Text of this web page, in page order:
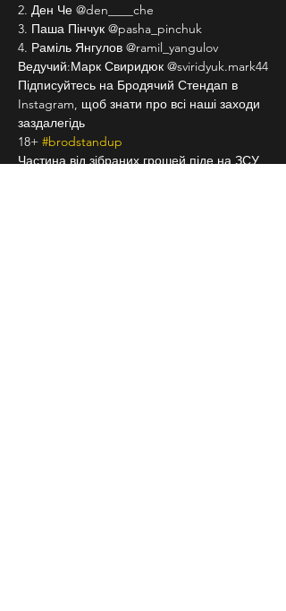
2. Ден Че @den____che
3. Паша Пінчук @pasha_pinchuk
4. Раміль Янгулов @ramil_yangulov
Ведучий:Марк Свиридюк @sviridyuk.mark44
Підписуйтесь на Бродячий Стендап в
Instagram, щоб знати про всі наші заходи
заздалегідь
18+ #brodstandup
Частина від зібраних грошей піде на ЗСУ